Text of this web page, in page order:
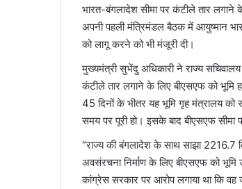
भारत-बंगलादेश सीमा पर कंटीले तार लगाने
अपनी पहली मंत्रिमंडल बैठक में आयुष्मान
को लागू करने को भी मंजूरी दी।
मुख्यमंत्री सुभेंदु अधिकारी ने राज्य
कंटीले तार लगाने के लिए बीएसएफ को भूमि
45 दिनों के भीतर यह भूमि गृह मंत्रालय को
समय पर पूरी हो। इसके बाद बीएसएफ सीमा
“राज्य की बंगलादेश के साथ साझा 2216.7
अवसंरचना निर्माण के लिए बीएसएफ को भूमि
कांग्रेस सरकार पर आरोप लगाया था कि